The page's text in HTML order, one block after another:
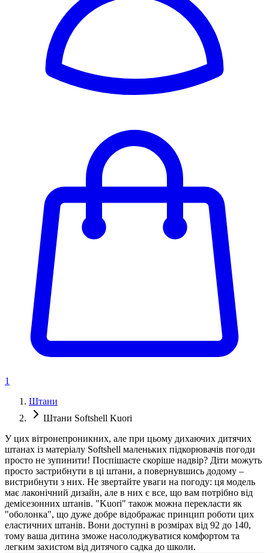
1
Штани
Штани Softshell Kuori
У цих вітронепроникних, але при цьому дихаючих дитячих
штанах із матеріалу Softshell маленьких підкорювачів погоди
просто не зупинити! Поспішаєте скоріше надвір? Діти можуть
просто застрибнути в ці штани, а повернувшись додому –
вистрибнути з них. Не звертайте уваги на погоду: ця модель
має лаконічний дизайн, але в них є все, що вам потрібно від
демісезонних штанів. "Kuori" також можна перекласти як
"оболонка", що дуже добре відображає принцип роботи цих
еластичних штанів. Вони доступні в розмірах від 92 до 140,
тому ваша дитина зможе насолоджуватися комфортом та
легким захистом від дитячого садка до школи.